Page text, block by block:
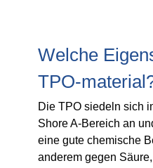
Welche
TPO-
Die TPO siedeln sich
Shore A-Bereich an
eine gute chemische
anderem gegen